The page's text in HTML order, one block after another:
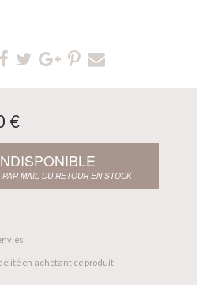
€
PAR MAIL DU RETOUR EN STOCK
en achetant ce produit